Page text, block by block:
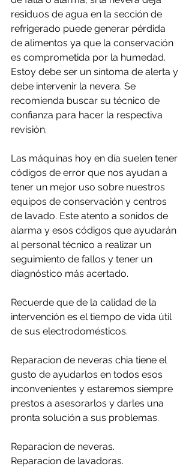
residuos de agua en la sección de
refrigerado puede generar pérdida
de alimentos ya que la conservación
es comprometida por la humedad.
Estoy debe ser un síntoma de alerta y
debe intervenir la nevera. Se
recomienda buscar su técnico de
confianza para hacer la respectiva
revisión.
Las máquinas hoy en día suelen tener
códigos de error que nos ayudan a
tener un mejor uso sobre nuestros
equipos de conservación y centros
de lavado. Este atento a sonidos de
alarma y esos códigos que ayudarán
al personal técnico a realizar un
seguimiento de fallos y tener un
diagnóstico más acertado.
Recuerde que de la calidad de la
intervención es el tiempo de vida útil
de sus electrodomésticos.
Reparacion de neveras chia tiene el
gusto de ayudarlos en todos esos
inconvenientes y estaremos siempre
prestos a asesorarlos y darles una
pronta solución a sus problemas.
Reparacion de neveras.
Reparacion de lavadoras.